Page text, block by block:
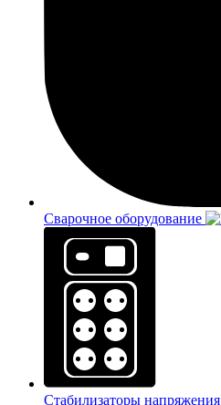
Сварочное оборудование
Стабилизаторы напряжения